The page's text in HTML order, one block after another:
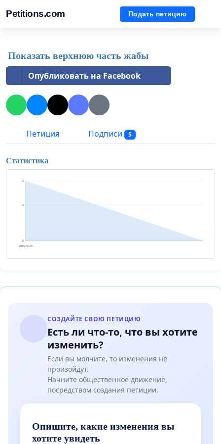
Petitions.com Подать петицию
Показать верхнюю часть жабы
Опубликовать на Facebook
Петиция Подписи 5
Статистика
0
3
5
2025-08-29
СОЗДАЙТЕ СВОЮ ПЕТИЦИЮ
Есть ли что-то, что вы хотите
изменить?
Если вы молчите, то изменения не
произойдут.
Начните общественное движение,
посредством создания петиции.
Опишите, какие изменения вы
хотите увидеть